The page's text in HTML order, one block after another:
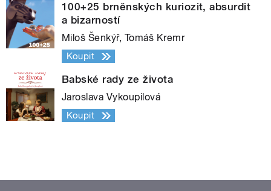
100+25 brněnských kuriozit, absurdit
a bizarností
Miloš Šenkýř, Tomáš Kremr
Koupit
Babské rady ze života
Jaroslava Vykoupilová
Koupit